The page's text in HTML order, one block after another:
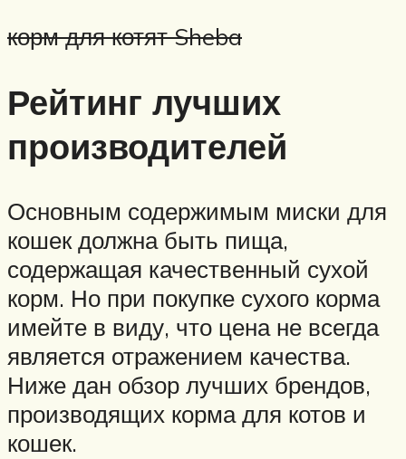
корм для котят Sheba
Рейтинг лучших
производителей
Основным содержимым миски для
кошек должна быть пища,
содержащая качественный сухой
корм. Но при покупке сухого корма
имейте в виду, что цена не всегда
является отражением качества.
Ниже дан обзор лучших брендов,
производящих корма для котов и
кошек.